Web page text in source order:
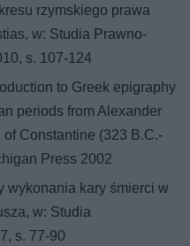
rzymskiego prawa
w: Studia Prawno-
s. 107-124
to Greek epigraphy
periods from Alexander
Constantine (323 B.C.-
Press 2002
wykonania kary śmierci w
w: Studia
s. 77-90